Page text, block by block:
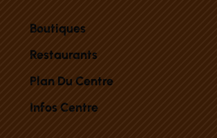
Boutiques
Restaurants
Plan Du Centre
Infos Centre